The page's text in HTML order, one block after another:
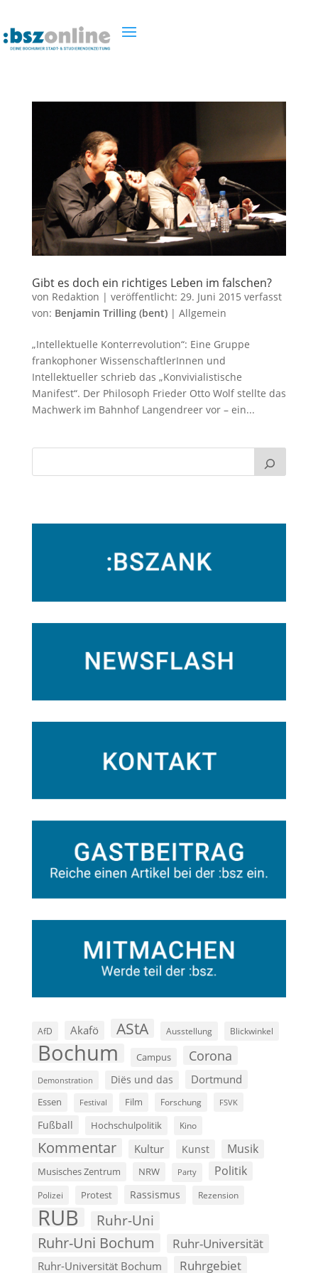
Gibt es doch ein richtiges Leben im falschen?
von Redaktion | veröffentlicht: 29. Juni 2015 verfasst
von: Benjamin Trilling (bent)| Allgemein
„Intellektuelle Konterrevolution“: Eine Gruppe
frankophoner WissenschaftlerInnen und
Intellektueller schrieb das „Konvivialistische
Manifest“. Der Philosoph Frieder Otto Wolf stellte das
Machwerk im Bahnhof Langendreer vor – ein...
AfD Akafö AStA Ausstellung Blickwinkel
Bochum Campus Corona
Demonstration Diës und das Dortmund
Essen Festival Film Forschung FSVK
Fußball Hochschulpolitik Kino
Kommentar Kultur Kunst Musik
Musisches Zentrum NRW Party Politik
Polizei Protest Rassismus Rezension
RUB Ruhr-Uni
Ruhr-Uni Bochum Ruhr-Universität
Ruhr-Universität Bochum Ruhrgebiet